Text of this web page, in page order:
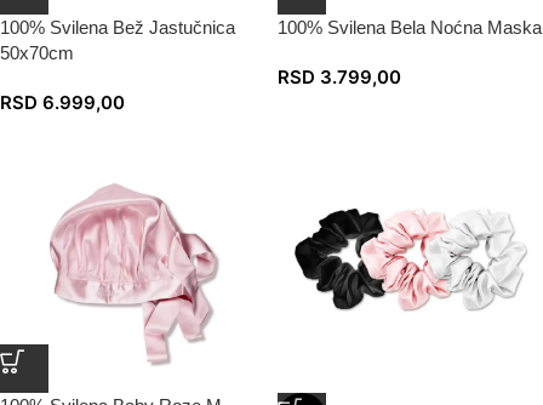
100% Svilena Bež Jastučnica
50x70cm
RSD 6.999,00
100% Svilena Bela Noćna Maska
RSD 3.799,00